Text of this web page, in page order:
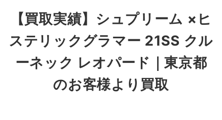
【買取実績】シュプリーム ×ヒ
ステリックグラマー 21SS クル
ーネック レオパード｜東京都
のお客様より買取